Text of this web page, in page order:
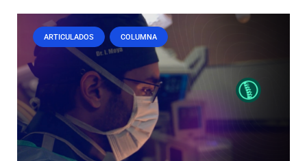
ARTICULADOS COLUMNA